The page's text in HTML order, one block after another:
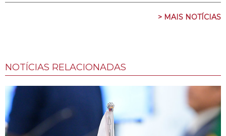
> MAIS NOTÍCIAS
NOTÍCIAS RELACIONADAS